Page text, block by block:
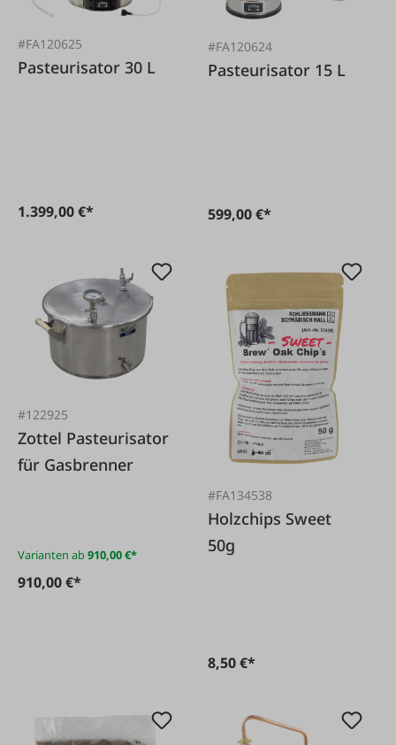
#FA120625
Pasteurisator 30 L
1.399,00 €*
#FA120624
Pasteurisator 15 L
599,00 €*
#122925
Zottel Pasteurisator
für Gasbrenner
Varianten ab910,00 €*
910,00 €*
#FA134538
Holzchips Sweet
50g
8,50 €*